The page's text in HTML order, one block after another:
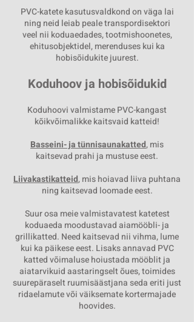
PVC-katete kasutusvaldkond on väga lai
ning neid leiab peale transpordisektori
veel nii koduaedades, tootmishoonetes,
ehitusobjektidel, merenduses kui ka
hobisõidukite juurest.
Koduhoov ja hobisõidukid
Koduhoovi valmistame PVC-kangast
kõikvõimalikke kaitsvaid katteid!
Basseini- ja tünnisaunakatted, mis
kaitsevad prahi ja mustuse eest.
Liivakastikatteid, mis hoiavad liiva puhtana
ning kaitsevad loomade eest.
Suur osa meie valmistavatest katetest
koduaeda moodustavad aiamööbli- ja
grillikatted. Need kaitsevad nii vihma, lume
kui ka päikese eest. Lisaks annavad PVC
katted võimaluse hoiustada mööblit ja
aiatarvikuid aastaringselt õues, toimides
suurepäraselt ruumisäästjana seda eriti just
ridaelamute või väiksemate kortermajade
hoovides.